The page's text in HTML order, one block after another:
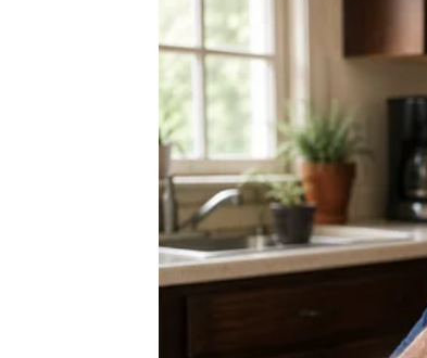
Sudbina ih je dugo pripremala za
počinje da se nadoknađuje na
Ljubav donosi
Srce koje je bilo
Bikovi su u ljubavi prošli kroz
zauzvrat. Razočaranja su ostavila